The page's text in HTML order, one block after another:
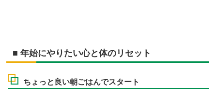
■ 年始にやりたい心と体のリセット
ちょっと良い朝ごはんでスタート